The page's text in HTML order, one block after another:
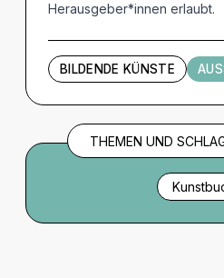
Herausgeber*innen erlaubt.
BILDENDE KÜNSTE
THEMEN UND